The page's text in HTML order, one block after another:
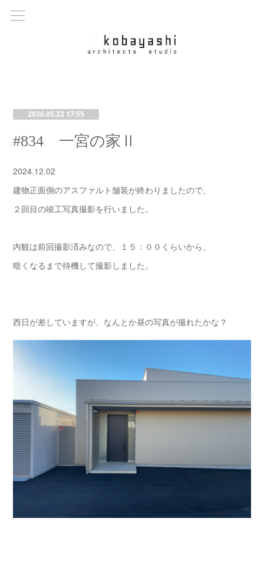
2026.05.23 17:55
#834 一宮の家Ⅱ
2024.12.02
建物正面側のアスファルト舗装が終わりましたので、
２回目の竣工写真撮影を行いました。
内観は前回撮影済みなので、１５：００くらいから、
暗くなるまで待機して撮影しました。
西日が差していますが、なんとか昼の写真が撮れたかな？